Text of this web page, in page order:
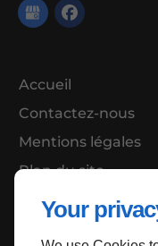
Your
Accueil
Contactez-nous
Mentions légales
Plan du site